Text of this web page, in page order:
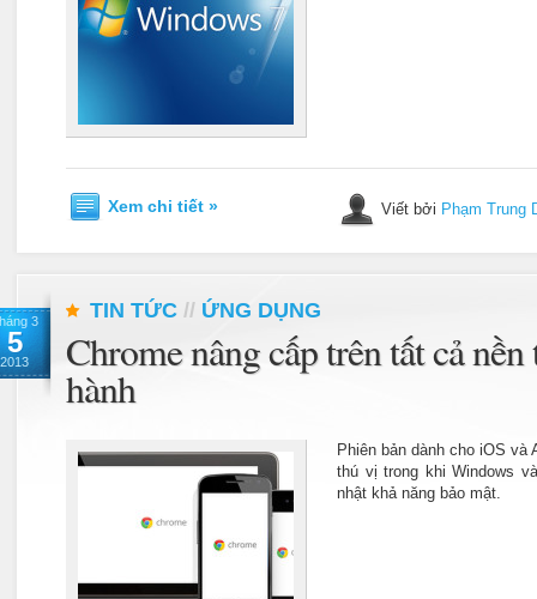
Xem chi tiết » Viết bởi Phạm Trung
3
5
2013
TIN TỨC // ỨNG DỤNG
Chrome nâng cấp trên tất cả
hành
Phiên bản dành cho iOS
thú vị trong khi Windows
nhật khả năng bảo mật.